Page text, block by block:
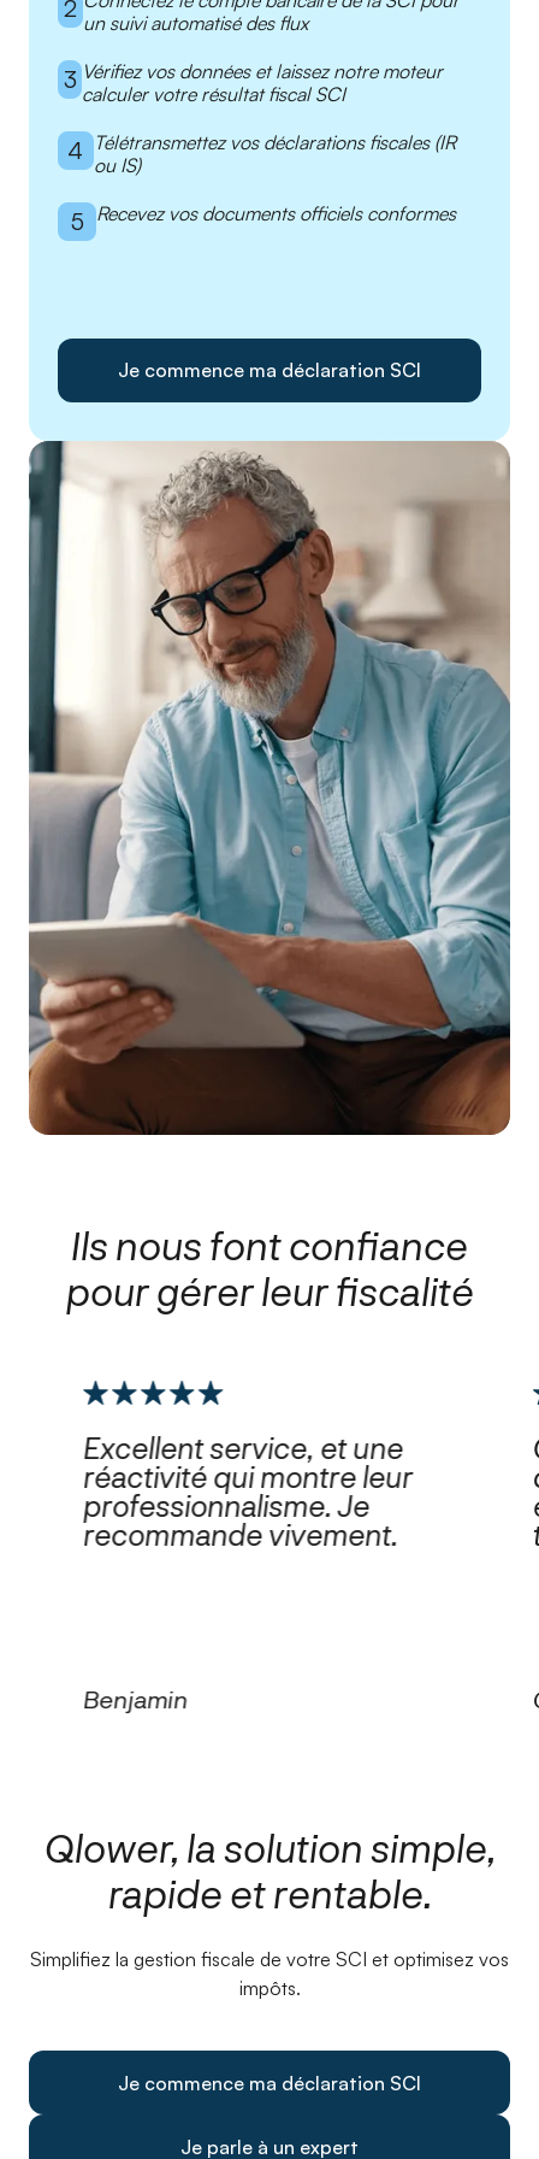
2 un suivi automatisé des flux
3 Vérifiez vos données et laissez notre moteur
calculer votre résultat fiscal SCI
4 Télétransmettez vos déclarations fiscales (IR
ou IS)
5 Recevez vos documents officiels conformes
Je commence ma déclaration SCI
Ils nous font confiance
pour gérer leur fiscalité
Excellent service, et une
réactivité qui montre leur
professionnalisme. Je
recommande vivement.
Benjamin
Qlower, la solution simple,
rapide et rentable.
Simplifiez la gestion fiscale de votre SCI et optimisez vos
impôts.
Je commence ma déclaration SCI
Je parle à un expert